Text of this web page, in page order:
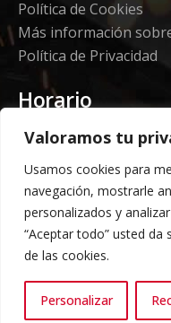
Valoramos tu
Usamos cookies para
navegación, mostrarle
personalizados y
“Aceptar todo” usted
de las cookies.
Personalizar
Política de Cookies
Más información
Política de Privacidad
Horario
Etorki - Sede
Lunes a jueves 08:00 a
Viernes: 08:00 a 14:00
Almacén Grandes